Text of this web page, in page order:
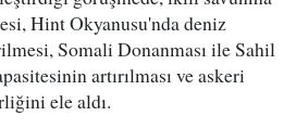
Hint Okyanusu'nda deniz
Somali Donanması ile Sahil
artırılması ve askeri
ele aldı.